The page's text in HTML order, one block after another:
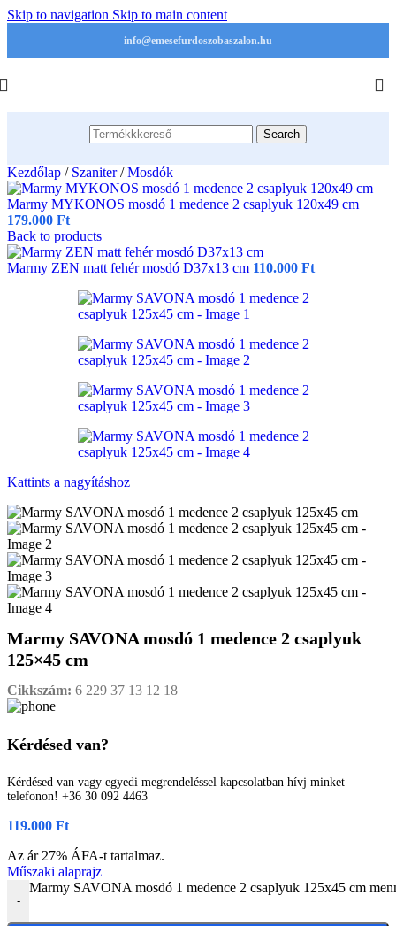
Skip to navigation Skip to main content
info@emesefurdoszobaszalon.hu
Search
Kezdőlap / Szaniter/ Mosdók
Marmy MYKONOS mosdó 1 medence 2 csaplyuk 120x49 cm
179.000 Ft
Back to products
Marmy ZEN matt fehér mosdó D37x13 cm 110.000 Ft
Kattints a nagyításhoz
Marmy SAVONA mosdó 1 medence 2 csaplyuk
125×45 cm
Cikkszám: 6 229 37 13 12 18
Kérdésed van?
Kérdésed van vagy egyedi megrendeléssel kapcsolatban hívj minket
telefonon! +36 30 092 4463
119.000 Ft
Az ár 27% ÁFA-t tartalmaz.
Műszaki alaprajz
-
Marmy SAVONA mosdó 1 medence 2 csaplyuk 125x45 cm